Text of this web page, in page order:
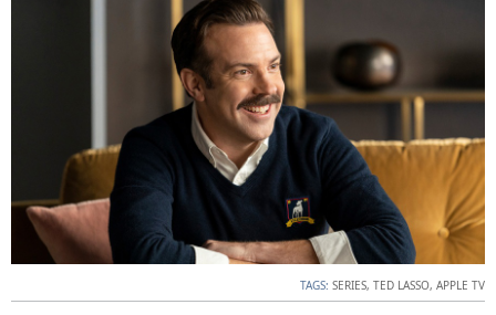
TAGS: SERIES, TED LASSO, APPLE TV